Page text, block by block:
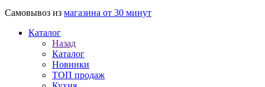
Самовывоз из магазина от 30 минут
Каталог
Назад
Каталог
Новинки
ТОП продаж